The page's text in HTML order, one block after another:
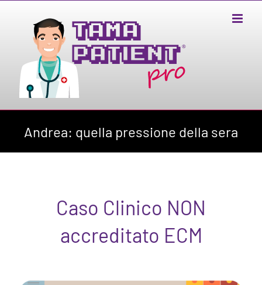
contenuto
Andrea: quella pressione della sera
Caso Clinico NON
accreditato ECM